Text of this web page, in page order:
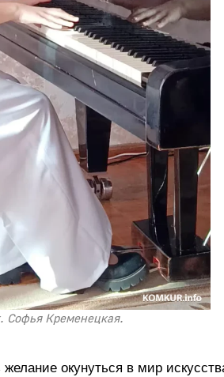
Софья Кременецкая.
окунуться в мир